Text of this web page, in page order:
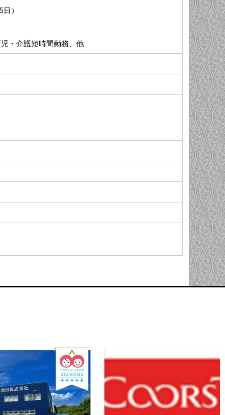
）
・介護短時間勤務、他